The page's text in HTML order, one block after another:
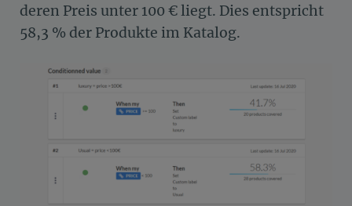
deren Preis unter 100 € liegt. Dies entspricht
58,3 % der Produkte im Katalog.